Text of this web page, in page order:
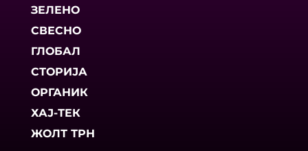
ЗЕЛЕНО
СВЕСНО
ГЛОБАЛ
СТОРИЈА
ОРГАНИК
ХАЈ-ТЕК
ЖОЛТ ТРН